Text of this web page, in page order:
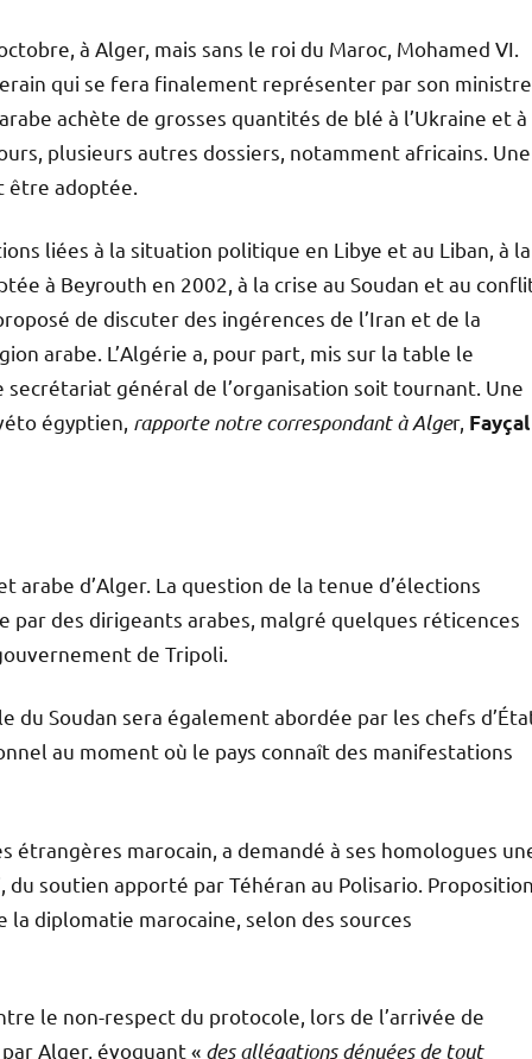
à Alger, mais sans le roi du Maroc, Mohamed VI.
qui se fera finalement représenter par son ministre
achète de grosses quantités de blé à l’Ukraine et à
plusieurs autres dossiers, notamment africains. Une
adoptée.
liées à la situation politique en Libye et au Liban, à la
à Beyrouth en 2002, à la crise au Soudan et au
de discuter des ingérences de l’Iran et de la
arabe. L’Algérie a, pour part, mis sur la table le
général de l’organisation soit tournant. Une
égyptien, rapporte notre correspondant à Alger, Fayçal
arabe d’Alger. La question de la tenue d’élections
des dirigeants arabes, malgré quelques réticences
de Tripoli.
Soudan sera également abordée par les chefs
au moment où le pays connaît des manifestations
étrangères marocain, a demandé à ses homologues
du soutien apporté par Téhéran au Polisario.
diplomatie marocaine, selon des sources
le non-respect du protocole, lors de l’arrivée de
Alger, évoquant « des allégations dénuées de tout